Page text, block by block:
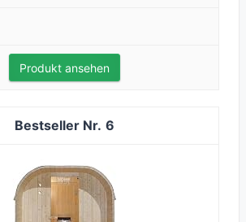
Produkt ansehen
6